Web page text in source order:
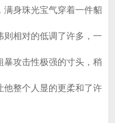
身珠光宝气穿着一件貂
相对的低调了许多，一
攻击性极强的寸头，稍
他整个人显的更柔和了许